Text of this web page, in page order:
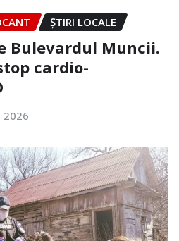
ȘTIRI LOCALE
Bulevardul Muncii.
cardio-
2026